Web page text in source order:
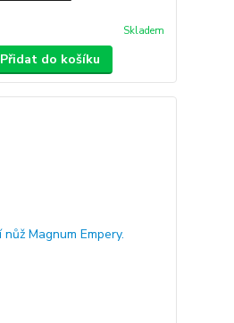
Skladem
Přidat do košíku